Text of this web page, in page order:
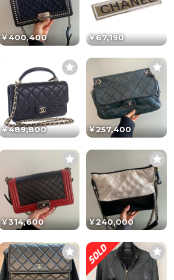
￥400,400 ￥67,190
￥489,800 ￥257,400
￥314,600 ￥240,000